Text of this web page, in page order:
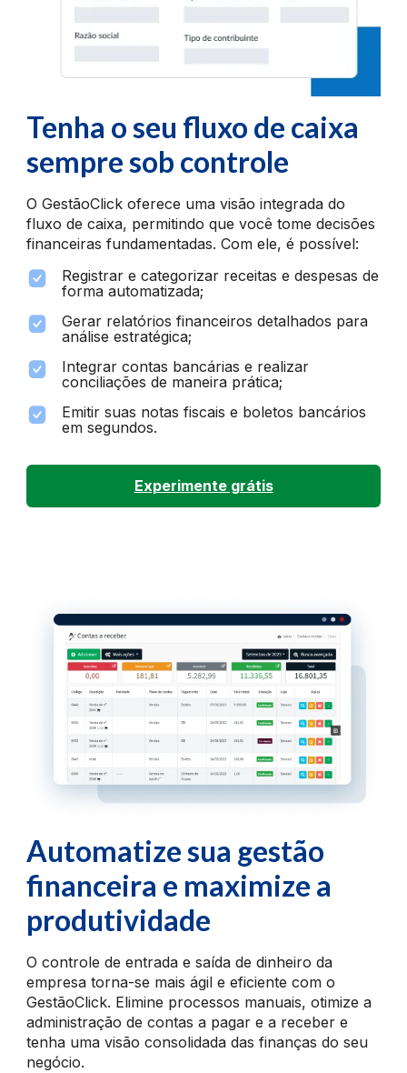
Tenha o seu fluxo de caixa
sempre sob controle
O GestãoClick oferece uma visão integrada do
fluxo de caixa, permitindo que você tome decisões
financeiras fundamentadas. Com ele, é possível:
Registrar e categorizar receitas e despesas de
forma automatizada;
Gerar relatórios financeiros detalhados para
análise estratégica;
Integrar contas bancárias e realizar
conciliações de maneira prática;
Emitir suas notas fiscais e boletos bancários
em segundos.
Experimente grátis
Automatize sua gestão
financeira e maximize a
produtividade
O controle de entrada e saída de dinheiro da
empresa torna-se mais ágil e eficiente com o
GestãoClick. Elimine processos manuais, otimize a
administração de contas a pagar e a receber e
tenha uma visão consolidada das finanças do seu
negócio.